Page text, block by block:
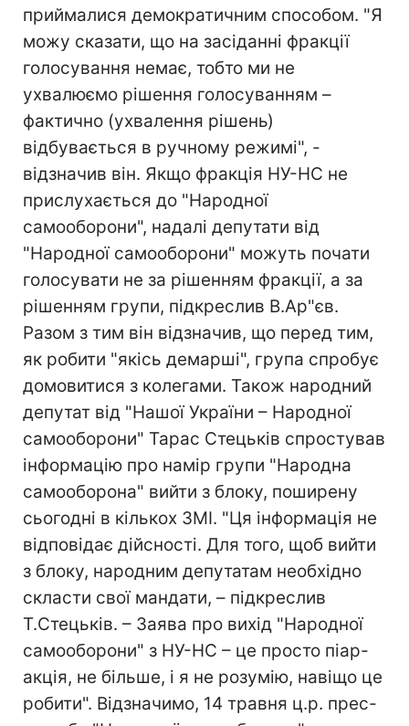
приймалися демократичним способом. "Я
можу сказати, що на засіданні фракції
голосування немає, тобто ми не
ухвалюємо рішення голосуванням –
фактично (ухвалення рішень)
відбувається в ручному режимі", -
відзначив він. Якщо фракція НУ-НС не
прислухається до "Народної
самооборони", надалі депутати від
"Народної самооборони" можуть почати
голосувати не за рішенням фракції, а за
рішенням групи, підкреслив В.Ар"єв.
Разом з тим він відзначив, що перед тим,
як робити "якісь демарші", група спробує
домовитися з колегами. Також народний
депутат від "Нашої України – Народної
самооборони" Тарас Стецьків спростував
інформацію про намір групи "Народна
самооборона" вийти з блоку, поширену
сьогодні в кількох ЗМІ. "Ця інформація не
відповідає дійсності. Для того, щоб вийти
з блоку, народним депутатам необхідно
скласти свої мандати, – підкреслив
Т.Стецьків. – Заява про вихід "Народної
самооборони" з НУ-НС – це просто піар-
акція, не більше, і я не розумію, навіщо це
робити". Відзначимо, 14 травня ц.р. прес-